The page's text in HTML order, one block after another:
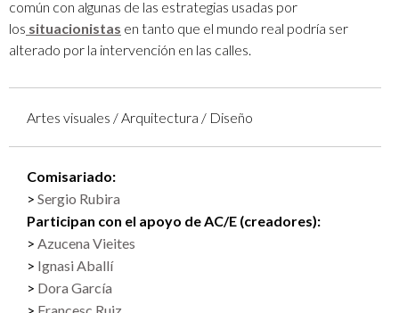
común con algunas de las estrategias usadas por
los situacionistas en tanto que el mundo real podría ser
alterado por la intervención en las calles.
Artes visuales / Arquitectura / Diseño
Comisariado:
Sergio Rubira
Participan con el apoyo de AC/E (creadores):
Azucena Vieites
Ignasi Aballí
Dora García
Francesc Ruiz